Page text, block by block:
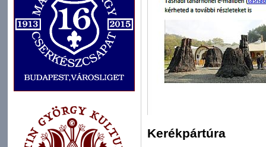
Kerékpártúra